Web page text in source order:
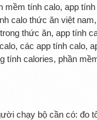
chạy bộ cần có: đo